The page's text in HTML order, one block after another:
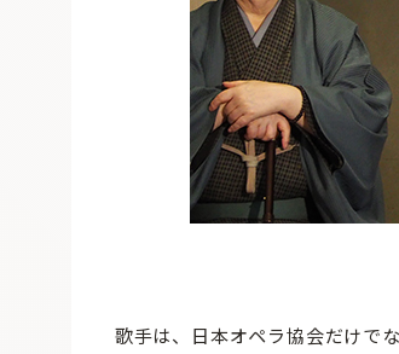
歌手は、日本オペラ協会だけで